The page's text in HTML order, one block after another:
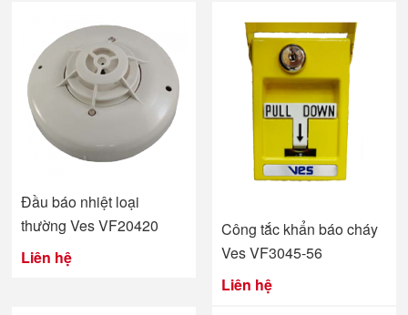
Đầu báo nhiệt loại
thường Ves VF20420
Liên hệ
Công tắc khẩn báo cháy
Ves VF3045-56
Liên hệ